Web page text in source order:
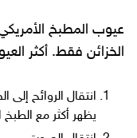
عيوب المطبخ
الخزائن فقط. أكثر
انتقال الروائح إلى
يظهر أكثر مع